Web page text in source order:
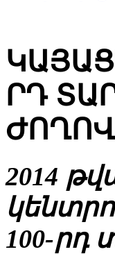
ՐԴ
2014
100-րդ